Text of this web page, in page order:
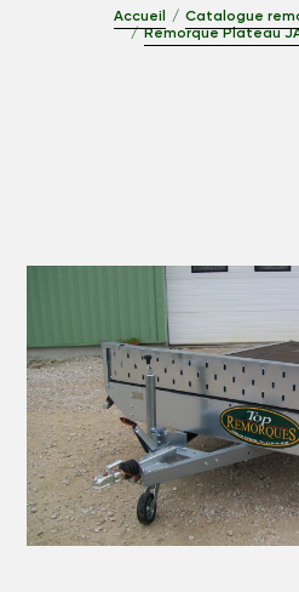
Accueil Catalogue
Remorque Plateau